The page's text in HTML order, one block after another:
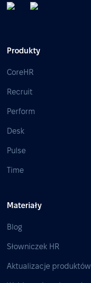
Produkty
CoreHR
Recruit
Perform
Desk
Pulse
Time
Materiały
Blog
Słowniczek HR
Aktualizacje produktów